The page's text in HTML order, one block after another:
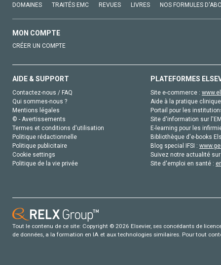
DOMAINES TRAITÉS EMC REVUES LIVRES NOS FORMULES
MON COMPTE
CRÉER UN COMPTE
AIDE & SUPPORT
Contactez-nous / FAQ
Qui sommes-nous ?
Mentions légales
© - Avertissements
Termes et conditions d'utilisation
Politique rédactionnelle
Politique publicitaire
Cookie settings
Politique de la vie privée
PLATEFORMES
Site e-commerce :
Aide à la pratique
Portail pour les
Site d'information sur
E-learning pour les
Bibliothèque d'e-books
Blog special IFSI :
Suivez notre actualité
Site d'emploi en santé :
Tout le contenu de ce site: Copyright © 2026 Elsevier, ses concédants de
de données, a la formation en IA et aux technologies similaires. Pour tout